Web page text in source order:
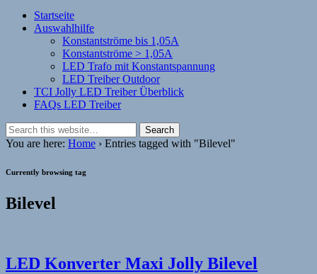
Startseite
Auswahlhilfe
Konstantströme bis 1,05A
Konstantströme > 1,05A
LED Trafo mit Konstantspannung
LED Treiber Outdoor
TCI Jolly LED Treiber Überblick
FAQs LED Treiber
You are here: Home › Entries tagged with "Bilevel"
Currently browsing tag
Bilevel
LED Konverter Maxi Jolly Bilevel